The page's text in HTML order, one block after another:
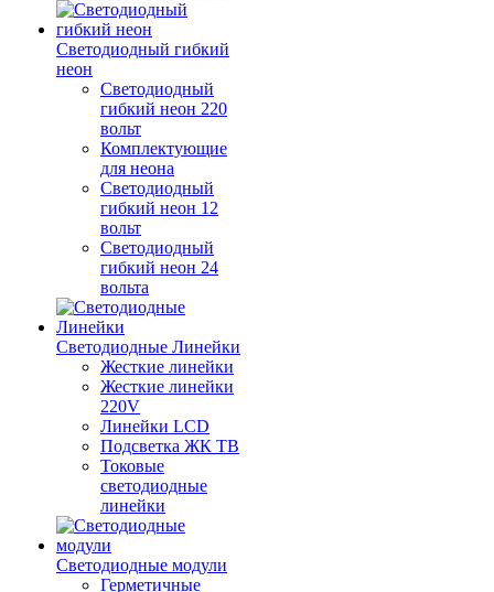
Светодиодный гибкий
неон
Светодиодный
гибкий неон 220
вольт
Комплектующие
для неона
Светодиодный
гибкий неон 12
вольт
Светодиодный
гибкий неон 24
вольта
Светодиодные Линейки
Жесткие линейки
Жесткие линейки
220V
Линейки LCD
Подсветка ЖК ТВ
Токовые
светодиодные
линейки
Светодиодные модули
Герметичные